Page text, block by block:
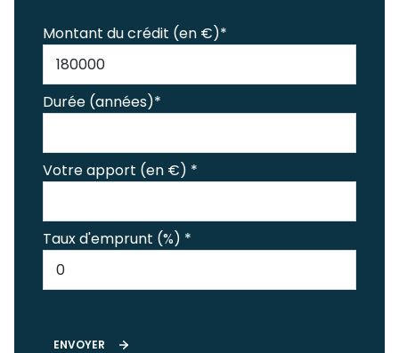
Montant du crédit (en €)*
Durée (années)*
Votre apport (en €) *
Taux d'emprunt (%) *
ENVOYER